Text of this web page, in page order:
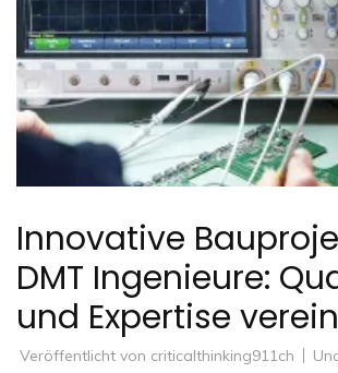
Innovative
DMT Ingenieure:
und Expertise
Veröffentlicht von criticalthinking911ch